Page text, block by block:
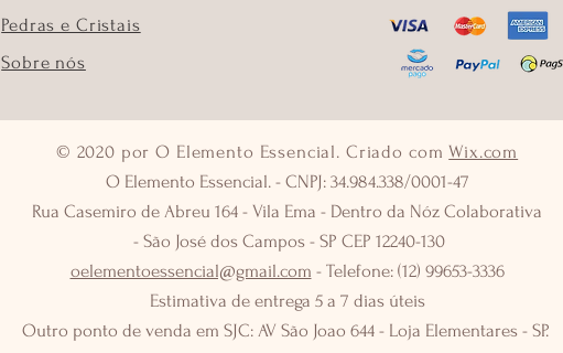
Pedras e Cristais
Sobre nós
© 2020 por O Elemento Essencial. Criado comWix.com
O Elemento Essencial. - CNPJ: 34.984.338/0001-47
Rua Casemiro de Abreu 164 - Vila Ema - Dentro da Nóz Colaborativa
- São José dos Campos - SP CEP 12240-130
oelementoessencial@gmail.com - Telefone: (12) 99653-3336
Estimativa de entrega 5 a 7 dias úteis
Outro ponto de venda em SJC: AV São Joao 644 - Loja Elementares - SP.